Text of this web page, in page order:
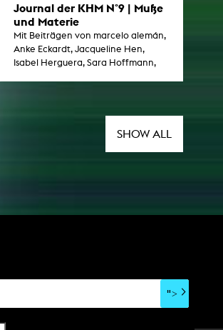
Journal der KHM N°9 | Muße
und Materie
Mit Beiträgen von marcelo alemán,
Anke Eckardt, Jacqueline Hen,
Isabel Herguera, Sara Hoffmann,
SHOW ALL
">